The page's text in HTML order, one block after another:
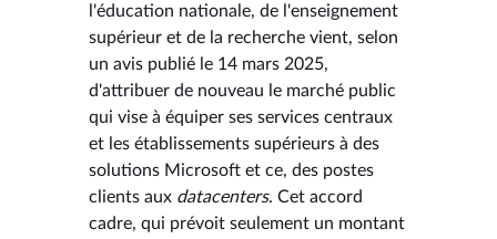
l'éducation nationale, de l'enseignement
supérieur et de la recherche vient, selon
un avis publié le 14 mars 2025,
d'attribuer de nouveau le marché public
qui vise à équiper ses services centraux
et les établissements supérieurs à des
solutions Microsoft et ce, des postes
clients aux datacenters. Cet accord
cadre, qui prévoit seulement un montant